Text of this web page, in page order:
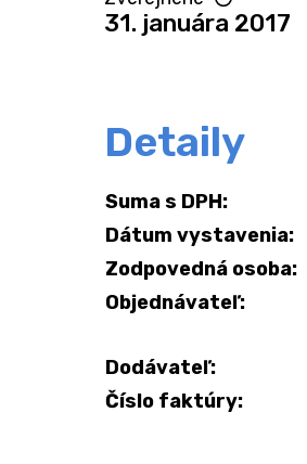
31. januára 2017
Detaily
Suma s DPH:
Dátum vystavenia:
Zodpovedná osoba:
Objednávateľ:
Dodávateľ:
Číslo faktúry: